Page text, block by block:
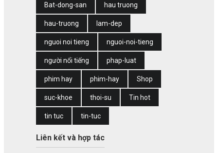
Bat-dong-san hau truong
hau-truong lam-dep
nguoi noi tieng nguoi-noi-tieng
người nổi tiếng phap-luat
phim hay phim-hay Shop
suc-khoe thoi-su Tin hot
tin tuc tin-tuc
Liên kết và hợp tác